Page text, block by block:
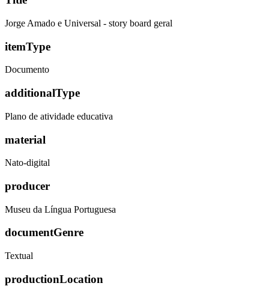
Jorge Amado e Universal - story board geral
itemType
Documento
additionalType
Plano de atividade educativa
material
Nato-digital
producer
Museu da Língua Portuguesa
documentGenre
Textual
productionLocation